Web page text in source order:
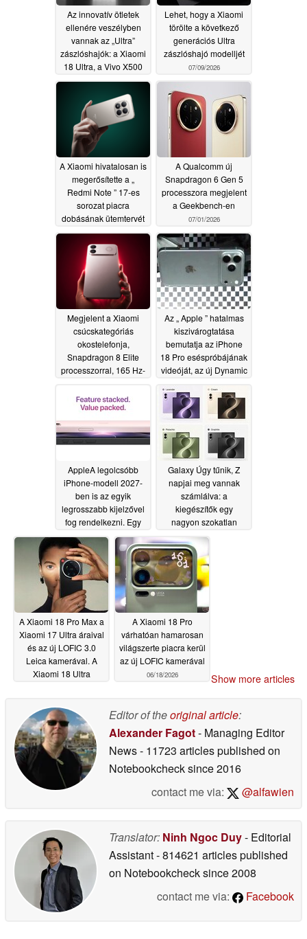
Az innovatív ötletek
ellenére veszélyben
vannak az „Ultra”
zászlóshajók: a Xiaomi
18 Ultra, a Vivo X500
Ultra és az Oppo Find
X10 Ultra jövője
07/12/2026
Lehet, hogy a Xiaomi
törölte a következő
generációs Ultra
zászlóshajó modelljét
07/09/2026
A Xiaomi hivatalosan is
megerősítette a „
Redmi Note ” 17-es
sorozat piacra
dobásának ütemtervét
07/03/2026
A Qualcomm új
Snapdragon 6 Gen 5
processzora megjelent
a Geekbench-en
07/01/2026
Megjelent a Xiaomi
csúcskategóriás
okostelefonja,
Snapdragon 8 Elite
processzorral, 165 Hz-
által hangolt
hangszórókkal
07/01/2026
Az „ Apple ” hatalmas
kiszivárogtatása
bemutatja az iPhone
18 Pro eséspróbájának
videóját, az új Dynamic
sok mást
06/30/2026
AppleA legolcsóbb
iPhone-modell 2027-
ben is az egyik
legrosszabb kijelzővel
fog rendelkezni. Egy
informátor az iPhone
18 és az iPhone Air 2
műszaki adatairól adott
tippeket06/29/2026
Galaxy Úgy tűnik, Z
napjai meg vannak
számlálva: a
kiegészítők egy
nagyon szokatlan
nevet sejtetnek a
Samsung iPhone Ultra-
val versengő
készülékére
vonatkozóan
A Xiaomi 18 Pro Max a
Xiaomi 17 Ultra áraival
és az új LOFIC 3.0
Leica kamerával. A
Xiaomi 18 Ultra
A Xiaomi 18 Pro
várhatóan hamarosan
világszerte piacra kerül
az új LOFIC kamerával
06/18/2026 Show more articles
Editor of theoriginal article:
Alexander Fagot- Managing Editor
News- 11723 articles published on
Notebookchecksince 2016
contact me via:
@alfawien
Translator: Ninh Ngoc Duy- Editorial
Assistant- 814621 articles published
on Notebookchecksince 2008
contact me via:
Facebook